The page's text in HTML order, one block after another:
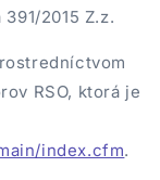
2015 Z.z.
RSO, ktorá je
index.cfm.